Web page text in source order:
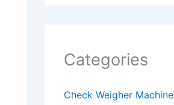
Categories
Check Weigher Machine